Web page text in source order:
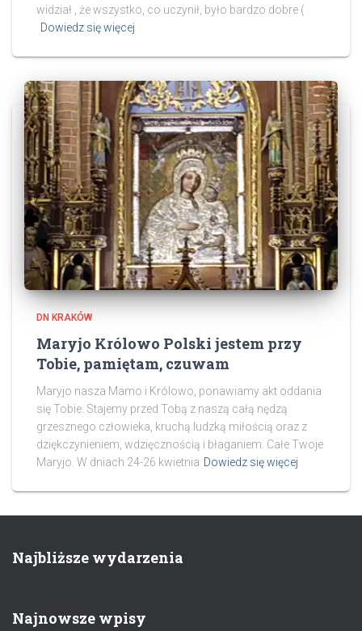
widział , że wszystko, co uczynił, było bardzo dobre (
Dowiedz się więcej
DN KRAKÓW
Maryjo Królowo Polski jestem przy
Tobie, pamiętam, czuwam
Maryjo nasza Mamo i Królowo, ponawiamy akt oddania
się Tobie. Stajemy przed Tobą z naszą całą nędzą
grzesznego człowieka, kruchą ludzką miłością oraz z
dziękczynieniem, wdzięcznością i błaganiem. Całe Twoje
Maryjo. W dniach 24-26 kwietnia Dowiedz się więcej
Najbliższe wydarzenia
Najnowsze wpisy